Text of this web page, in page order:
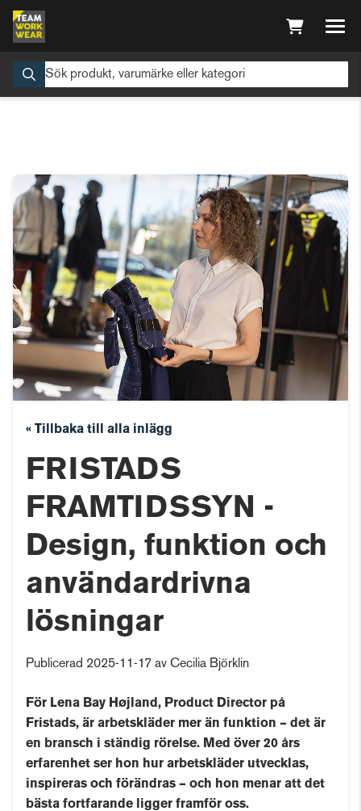
« Tillbaka till alla inlägg
FRISTADS
FRAMTIDSSYN -
Design, funktion och
användardrivna
lösningar
Publicerad 2025-11-17 av Cecilia Björklin
För Lena Bay Højland, Product Director på
Fristads, är arbetskläder mer än funktion – det är
en bransch i ständig rörelse. Med över 20 års
erfarenhet ser hon hur arbetskläder utvecklas,
inspireras och förändras – och hon menar att det
bästa fortfarande ligger framför oss.